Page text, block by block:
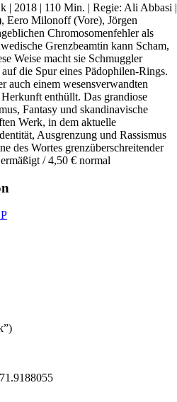
| 2018 | 110 Min. | Regie: Ali Abbasi |
Eero Milonoff (Vore), Jörgen
Chromosomenfehler als
Grenzbeamtin kann Scham,
Weise macht sie Schmuggler
die Spur eines Pädophilen-Rings.
auch einem wesensverwandten
enthüllt. Das grandiose
Fantasy und skandinavische
Werk, in dem aktuelle
Ausgrenzung und Rassismus
des Wortes grenzüberschreitender
/ 4,50 € normal